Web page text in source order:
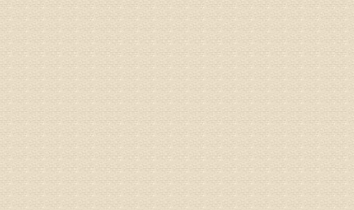
专家回
的放射
姓名：
病情描
疗，具
姓名